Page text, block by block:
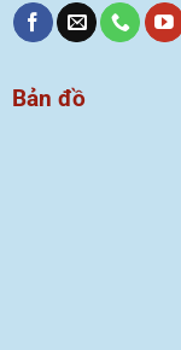
Bản đồ